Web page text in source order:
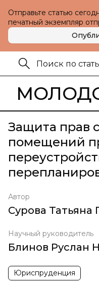
Отправьте статью
печатный экземпляр
Защита прав
помещений
Автор
Сурова Татьяна
Научный руководитель
Блинов Руслан
Юриспруденция